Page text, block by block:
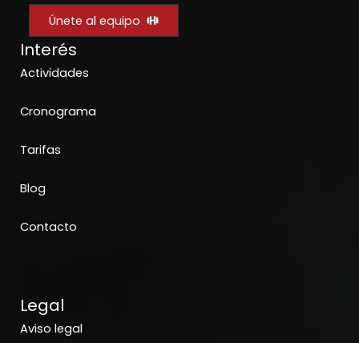
Únete al equipo
Interés
Actividades
Cronograma
Tarifas
Blog
Contacto
Legal
Aviso legal